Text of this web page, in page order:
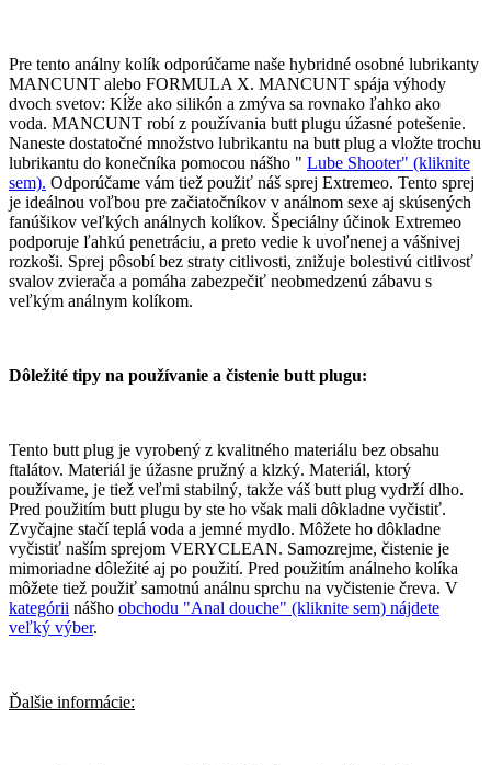
Pre tento análny kolík odporúčame naše hybridné osobné lubrikanty
MANCUNT alebo FORMULA X. MANCUNT spája výhody
dvoch svetov: Kĺže ako silikón a zmýva sa rovnako ľahko ako
voda. MANCUNT robí z používania butt plugu úžasné potešenie.
Naneste dostatočné množstvo lubrikantu na butt plug a vložte trochu
lubrikantu do konečníka pomocou nášho " Lube Shooter" (kliknite
sem). Odporúčame vám tiež použiť náš sprej Extremeo. Tento sprej
je ideálnou voľbou pre začiatočníkov v análnom sexe aj skúsených
fanúšikov veľkých análnych kolíkov. Špeciálny účinok Extremeo
podporuje ľahkú penetráciu, a preto vedie k uvoľnenej a vášnivej
rozkoši. Sprej pôsobí bez straty citlivosti, znižuje bolestivú citlivosť
svalov zvierača a pomáha zabezpečiť neobmedzenú zábavu s
veľkým análnym kolíkom.
Dôležité tipy na používanie a čistenie butt plugu:
Tento butt plug je vyrobený z kvalitného materiálu bez obsahu
ftalátov. Materiál je úžasne pružný a klzký. Materiál, ktorý
používame, je tiež veľmi stabilný, takže váš butt plug vydrží dlho.
Pred použitím butt plugu by ste ho však mali dôkladne vyčistiť.
Zvyčajne stačí teplá voda a jemné mydlo. Môžete ho dôkladne
vyčistiť naším sprejom VERYCLEAN. Samozrejme, čistenie je
mimoriadne dôležité aj po použití. Pred použitím análneho kolíka
môžete tiež použiť samotnú análnu sprchu na vyčistenie čreva. V
kategórii nášho obchodu "Anal douche" (kliknite sem) nájdete
veľký výber.
Ďalšie informácie: